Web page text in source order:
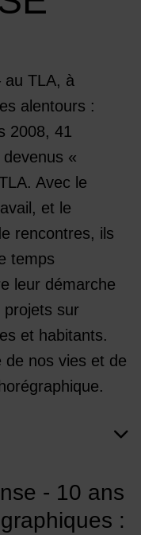
au TLA, à
alentours :
2008, 41
«
Avec le
et le
rencontres, ils
temps
leur démarche
projets sur
et habitants.
de nos vies et de
- 10 ans
: